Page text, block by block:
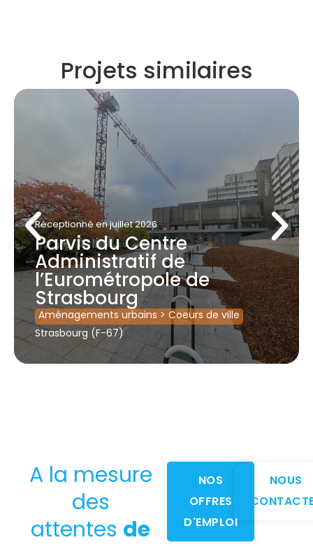
Projets similaires
Réceptionné en juillet 2026
Parvis du Centre
Administratif de
l’Eurométropole de
Strasbourg
Aménagements urbains > Coeurs de ville
Strasbourg (F-67)
A la mesure
des
attentes de
NOS
OFFRES
D'EMPLOI
NOUS